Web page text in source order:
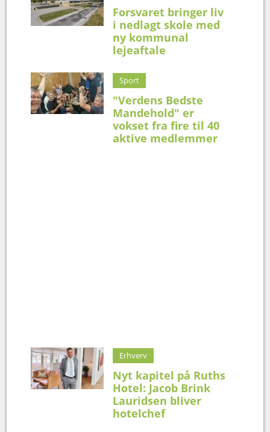
Forsvaret bringer liv
i nedlagt skole med
ny kommunal
lejeaftale
Sport
"Verdens Bedste
Mandehold" er
vokset fra fire til 40
aktive medlemmer
Erhverv
Nyt kapitel på Ruths
Hotel: Jacob Brink
Lauridsen bliver
hotelchef